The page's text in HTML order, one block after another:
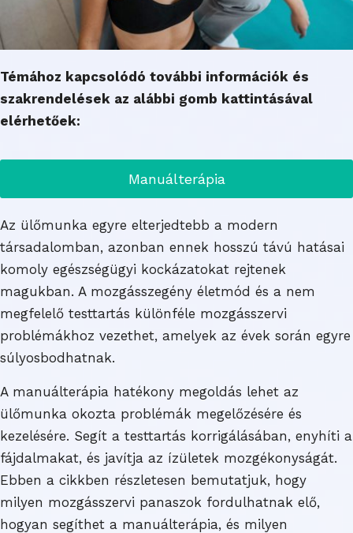
Témához kapcsolódó további információk és
szakrendelések az alábbi gomb kattintásával
elérhetőek:
Manuálterápia
Az ülőmunka egyre elterjedtebb a modern
társadalomban, azonban ennek hosszú távú hatásai
komoly egészségügyi kockázatokat rejtenek
magukban. A mozgásszegény életmód és a nem
megfelelő testtartás különféle mozgásszervi
problémákhoz vezethet, amelyek az évek során egyre
súlyosbodhatnak.
A manuálterápia hatékony megoldás lehet az
ülőmunka okozta problémák megelőzésére és
kezelésére. Segít a testtartás korrigálásában, enyhíti a
fájdalmakat, és javítja az ízületek mozgékonyságát.
Ebben a cikkben részletesen bemutatjuk, hogy
milyen mozgásszervi panaszok fordulhatnak elő,
hogyan segíthet a manuálterápia, és milyen